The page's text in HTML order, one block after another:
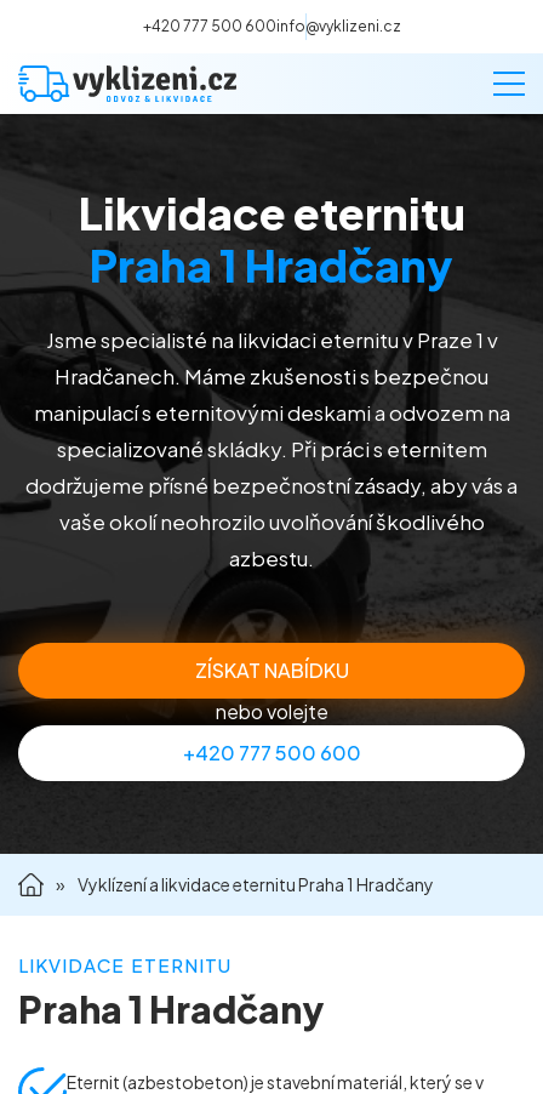
+420 777 500 600info@vyklizeni.cz
Vyklízení
Stěhování
Malování
Deratizace a dezinsekce
Úklid
Příprava nemovitostí na prodej
Reference
Kontakt
Likvidace eternitu
Praha 1 Hradčany
Jsme specialisté na likvidaci eternitu v Praze 1 v
Hradčanech. Máme zkušenosti s bezpečnou
manipulací s eternitovými deskami a odvozem na
specializované skládky. Při práci s eternitem
dodržujeme přísné bezpečnostní zásady, aby vás a
vaše okolí neohrozilo uvolňování škodlivého
azbestu.
ZÍSKAT NABÍDKU
nebo volejte
+420 777 500 600
» Vyklízení a likvidace eternitu Praha 1 Hradčany
LIKVIDACE ETERNITU
Praha 1 Hradčany
Eternit (azbestobeton) je stavební materiál, který se v